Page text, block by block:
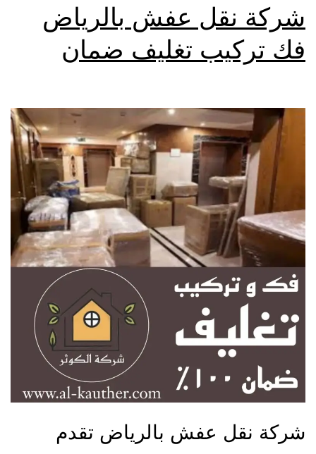
شركة نقل عفش بالرياض
فك تركيب تغليف ضمان
شركة نقل عفش بالرياض تقدم